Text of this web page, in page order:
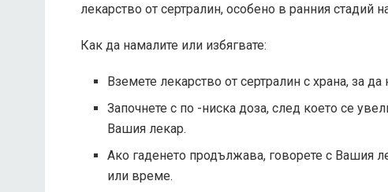
лекарство от сертралин, особено в ранния стадий
Как да намалите или избягвате:
Вземете лекарство от сертралин с храна, за
Започнете с по -ниска доза, след което се
Вашия лекар.
Ако гаденето продължава, говорете с Вашия
или време.